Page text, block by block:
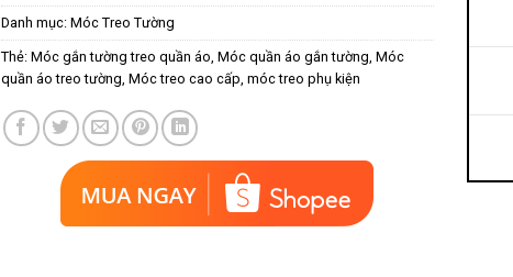
Danh mục:Móc Treo Tường
Thẻ:Móc gắn tường treo quần áo,Móc quần áo gắn tường,Móc
quần áo treo tường,Móc treo cao cấp,móc treo phụ kiện